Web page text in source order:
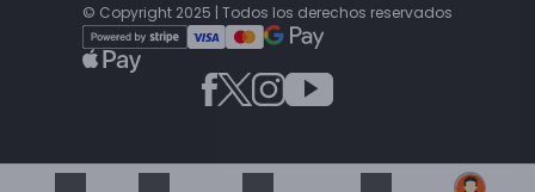
© Copyright 2025 | Todos los derechos reservados